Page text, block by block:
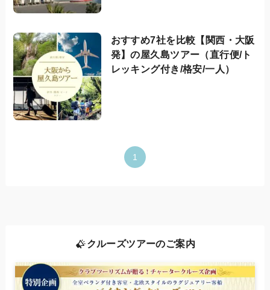
おすすめ7社を比較【関西・大阪
発】の屋久島ツアー（直行便/ト
レッキング付き/格安/一人）
1
クルーズツアーのご案内